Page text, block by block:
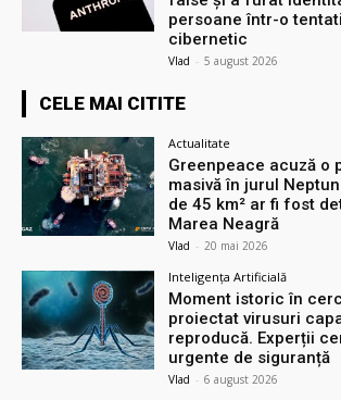
persoane într-o
cibernetic
Vlad - 5 august 2026
CELE MAI CITITE
Actualitate
Greenpeace acuză o
masivă în jurul
de 45 km² ar fi fost
Marea Neagră
Vlad - 20 mai 2026
Inteligența Artificială
Moment istoric în
proiectat virusuri
reproducă. Experții
urgente de siguranță
Vlad - 6 august 2026